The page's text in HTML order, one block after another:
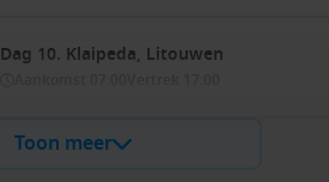
Dag 10. Klaipeda, Litouwen
Toon meer